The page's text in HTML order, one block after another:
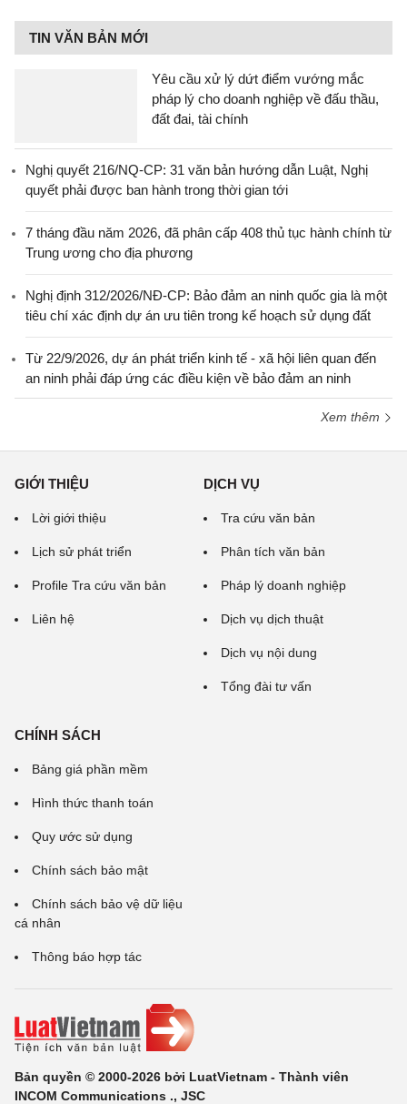
TIN VĂN BẢN MỚI
Yêu cầu xử lý dứt điểm vướng mắc
pháp lý cho doanh nghiệp về đấu thầu,
đất đai, tài chính
Nghị quyết 216/NQ-CP: 31 văn bản hướng dẫn Luật, Nghị
quyết phải được ban hành trong thời gian tới
7 tháng đầu năm 2026, đã phân cấp 408 thủ tục hành chính từ
Trung ương cho địa phương
Nghị định 312/2026/NĐ-CP: Bảo đảm an ninh quốc gia là một
tiêu chí xác định dự án ưu tiên trong kế hoạch sử dụng đất
Từ 22/9/2026, dự án phát triển kinh tế - xã hội liên quan đến
an ninh phải đáp ứng các điều kiện về bảo đảm an ninh
Xem thêm
GIỚI THIỆU
Lời giới thiệu
Lịch sử phát triển
Profile Tra cứu văn bản
Liên hệ
DỊCH VỤ
Tra cứu văn bản
Phân tích văn bản
Pháp lý doanh nghiệp
Dịch vụ dịch thuật
Dịch vụ nội dung
Tổng đài tư vấn
CHÍNH SÁCH
Bảng giá phần mềm
Hình thức thanh toán
Quy ước sử dụng
Chính sách bảo mật
Chính sách bảo vệ dữ liệu
cá nhân
Thông báo hợp tác
Bản quyền © 2000-2026 bởi LuatVietnam - Thành viên
INCOM Communications ., JSC